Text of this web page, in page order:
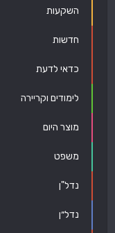
השקעות
חדשות
כדאי לדעת
לימודים וקריירה
מוצר היום
משפט
נדל"ן
נדל״ן